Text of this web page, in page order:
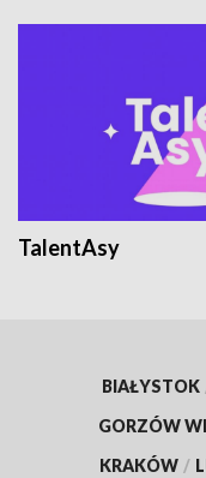
TalentAsy
BIAŁYSTOK
GORZÓW
KRAKÓW /